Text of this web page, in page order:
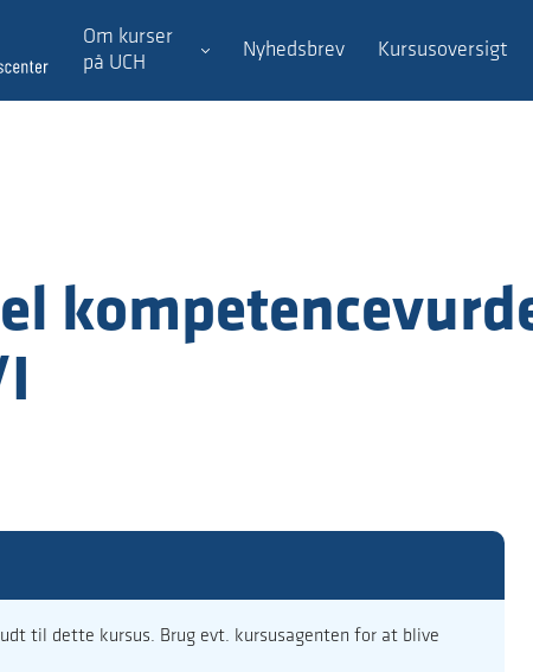
Om kurser
på UCH
Nyhedsbrev Kursusoversigt
til dette kursus. Brug evt. kursusagenten for at blive